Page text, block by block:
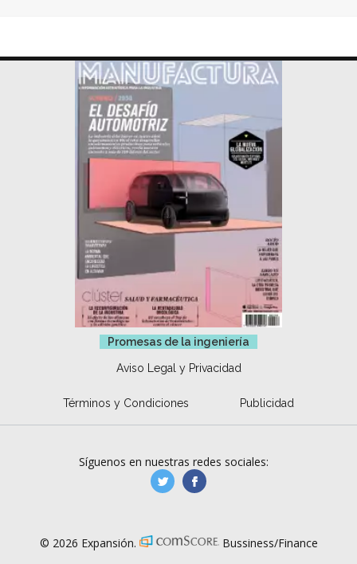
Promesas de la ingeniería
Aviso Legal y Privacidad
Términos y Condiciones Publicidad
Síguenos en nuestras redes sociales:
manufacturaGE
© 2026 Expansión. Bussiness/Finance